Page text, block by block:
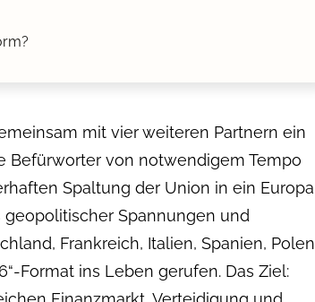
mit vier weiteren Partnern ein
Befürworter von notwendigem Tempo
Spaltung der Union in ein Europa
Spannungen und
Frankreich, Italien, Spanien, Polen
Format ins Leben gerufen. Das Ziel: